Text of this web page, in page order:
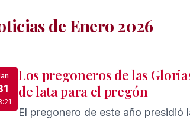
de Enero 2026
Los pregoneros de las
de lata para el pregón
El pregonero de este año